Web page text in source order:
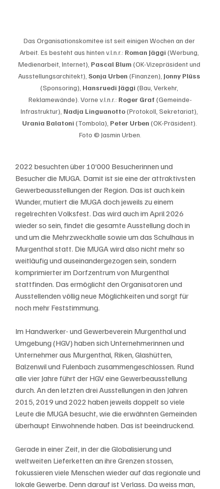
Das Organisationskomitee ist seit einigen Wochen an der
Arbeit. Es besteht aus hinten v.l.n.r.: Roman Jäggi (Werbung,
Medienarbeit, Internet), Pascal Blum (OK-Vizepräsident und
Ausstellungsarchitekt), Sonja Urben (Finanzen), Jonny Plüss
(Sponsoring), Hansruedi Jäggi (Bau, Verkehr,
Reklamewände). Vorne v.l.n.r.: Roger Graf (Gemeinde-
Infrastruktur), Nadja Linguanotto (Protokoll, Sekretariat),
Urania Balatoni (Tombola), Peter Urben (OK-Präsident).
Foto © Jasmin Urben.
2022 besuchten über 10‘000 Besucherinnen und
Besucher die MUGA. Damit ist sie eine der attraktivsten
Gewerbeausstellungen der Region. Das ist auch kein
Wunder, mutiert die MUGA doch jeweils zu einem
regelrechten Volksfest. Das wird auch im April 2026
wieder so sein, findet die gesamte Ausstellung doch in
und um die Mehrzweckhalle sowie um das Schulhaus in
Murgenthal statt. Die MUGA wird also nicht mehr so
weitläufig und auseinandergezogen sein, sondern
komprimierter im Dorfzentrum von Murgenthal
stattfinden. Das ermöglicht den Organisatoren und
Ausstellenden völlig neue Möglichkeiten und sorgt für
noch mehr Feststimmung.
Im Handwerker- und Gewerbeverein Murgenthal und
Umgebung (HGV) haben sich Unternehmerinnen und
Unternehmer aus Murgenthal, Riken, Glashütten,
Balzenwil und Fulenbach zusammengeschlossen. Rund
alle vier Jahre führt der HGV eine Gewerbeausstellung
durch. An den letzten drei Ausstellungen in den Jahren
2015, 2019 und 2022 haben jeweils doppelt so viele
Leute die MUGA besucht, wie die erwähnten Gemeinden
überhaupt Einwohnende haben. Das ist beeindruckend.
Gerade in einer Zeit, in der die Globalisierung und
weltweiten Lieferketten an ihre Grenzen stossen,
fokussieren viele Menschen wieder auf das regionale und
lokale Gewerbe. Denn darauf ist Verlass. Da weiss man,